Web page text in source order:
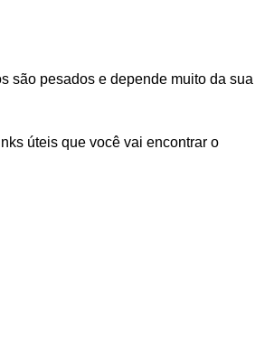
são pesados e depende muito da sua
úteis que você vai encontrar o